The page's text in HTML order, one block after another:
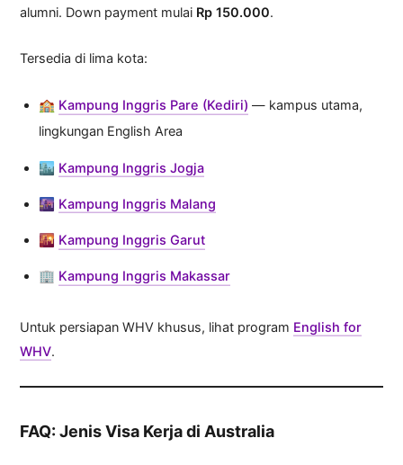
alumni. Down payment mulai Rp 150.000.
Tersedia di lima kota:
🏫 Kampung Inggris Pare (Kediri) — kampus utama,
lingkungan English Area
🏙️ Kampung Inggris Jogja
🌆 Kampung Inggris Malang
🌇 Kampung Inggris Garut
🏢 Kampung Inggris Makassar
Untuk persiapan WHV khusus, lihat program English for
WHV.
FAQ: Jenis Visa Kerja di Australia